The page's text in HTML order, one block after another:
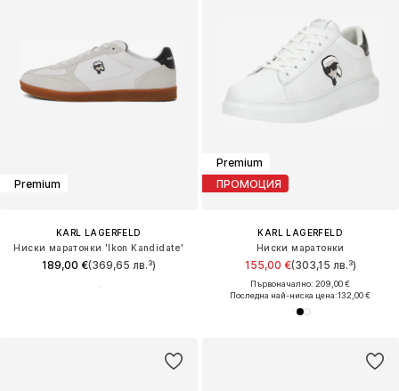
Premium
KARL LAGERFELD
Ниски маратонки 'Ikon Kandidate'
189,00 €(369,65 лв.³)
Premium
ПРОМОЦИЯ
KARL LAGERFELD
Ниски маратонки
155,00 €(303,15 лв.³)
Първоначално: 209,00 €
Последна най-ниска цена:132,00 €